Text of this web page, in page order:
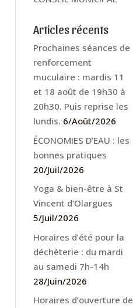
Articles récents
Prochaines séances de
renforcement
muculaire : mardis 11
et 18 août de 19h30 à
20h30. Puis reprise les
lundis. 6/Août/2026
ÉCONOMIES D’EAU : les
bonnes pratiques
20/Juil/2026
Yoga & bien-être à St
Vincent d’Olargues
5/Juil/2026
Horaires d’été pour la
déchèterie : du mardi
au samedi 7h-14h
28/Juin/2026
Horaires d’ouverture de